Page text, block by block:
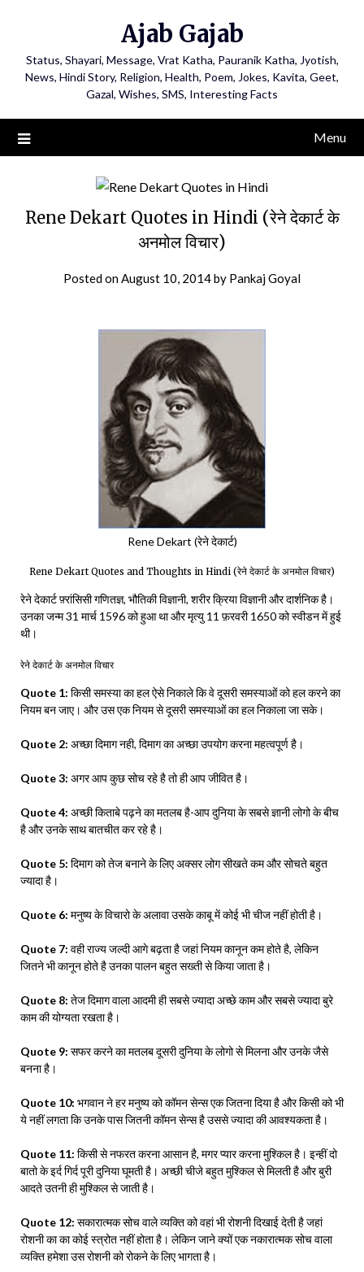
Ajab Gajab
Status, Shayari, Message, Vrat Katha, Pauranik Katha, Jyotish,
News, Hindi Story, Religion, Health, Poem, Jokes, Kavita, Geet,
Gazal, Wishes, SMS, Interesting Facts
Menu
Rene Dekart Quotes in Hindi (रेने देकार्ट के
अनमोल विचार)
Posted onAugust 10, 2014by Pankaj Goyal
Rene Dekart (रेने देकार्ट)
Rene Dekart Quotes and Thoughts in Hindi (रेने देकार्ट के अनमोल विचार)
रेने देकार्ट फ़्रांसिसी गणितज्ञ, भौतिकी विज्ञानी, शरीर क्रिया विज्ञानी और दार्शनिक है।
उनका जन्म 31 मार्च 1596 को हुआ था और मृत्यु 11 फ़रवरी 1650 को स्वीडन में हुई
थी।
रेने देकार्ट के अनमोल विचार
Quote 1: किसी समस्या का हल ऐसे निकाले कि वे दूसरी समस्याओं को हल करने का
नियम बन जाए। और उस एक नियम से दूसरी समस्याओं का हल निकाला जा सके।
Quote 2: अच्छा दिमाग नही, दिमाग का अच्छा उपयोग करना महत्वपूर्ण है।
Quote 3: अगर आप कुछ सोच रहे है तो ही आप जीवित है।
Quote 4: अच्छी किताबे पढ़ने का मतलब है-आप दुनिया के सबसे ज्ञानी लोगो के बीच
है और उनके साथ बातचीत कर रहे है।
Quote 5: दिमाग को तेज बनाने के लिए अक्सर लोग सीखते कम और सोचते बहुत
ज्यादा है।
Quote 6: मनुष्य के विचारो के अलावा उसके काबू में कोई भी चीज नहीं होती है।
Quote 7: वही राज्य जल्दी आगे बढ़ता है जहां नियम कानून कम होते है, लेकिन
जितने भी कानून होते है उनका पालन बहुत सख्ती से किया जाता है।
Quote 8: तेज दिमाग वाला आदमी ही सबसे ज्यादा अच्छे काम और सबसे ज्यादा बुरे
काम की योग्यता रखता है।
Quote 9: सफर करने का मतलब दूसरी दुनिया के लोगो से मिलना और उनके जैसे
बनना है।
Quote 10: भगवान ने हर मनुष्य को कॉमन सेन्स एक जितना दिया है और किसी को भी
ये नहीं लगता कि उनके पास जितनी कॉमन सेन्स है उससे ज्यादा की आवश्यकता है।
Quote 11: किसी से नफरत करना आसान है, मगर प्यार करना मुश्किल है। इन्हीं दो
बातो के इर्द गिर्द पूरी दुनिया घूमती है। अच्छी चीजे बहुत मुश्किल से मिलती है और बुरी
आदते उतनी ही मुश्किल से जाती है।
Quote 12: सकारात्मक सोच वाले व्यक्ति को वहां भी रोशनी दिखाई देती है जहां
रोशनी का का कोई स्त्रोत नहीं होता है। लेकिन जाने क्यों एक नकारात्मक सोच वाला
व्यक्ति हमेशा उस रोशनी को रोकने के लिए भागता है।